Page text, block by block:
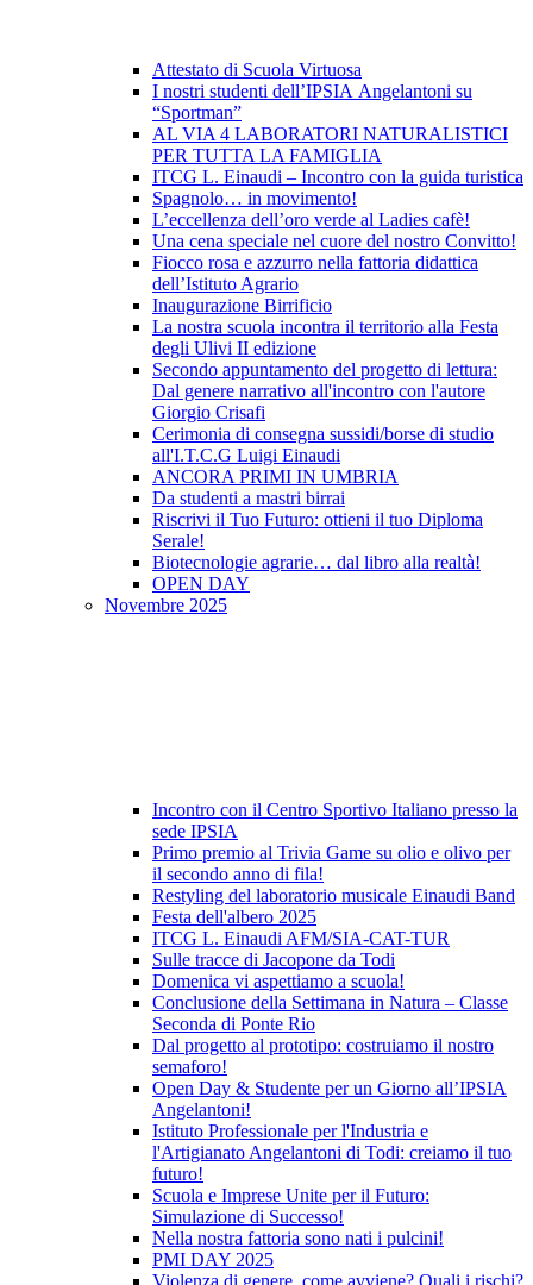
Attestato di Scuola Virtuosa
I nostri studenti dell’IPSIA Angelantoni su
“Sportman”
AL VIA 4 LABORATORI NATURALISTICI
PER TUTTA LA FAMIGLIA
ITCG L. Einaudi – Incontro con la guida turistica
Spagnolo… in movimento!
L’eccellenza dell’oro verde al Ladies cafè!
Una cena speciale nel cuore del nostro Convitto!
Fiocco rosa e azzurro nella fattoria didattica
dell’Istituto Agrario
Inaugurazione Birrificio
La nostra scuola incontra il territorio alla Festa
degli Ulivi II edizione
Secondo appuntamento del progetto di lettura:
Dal genere narrativo all'incontro con l'autore
Giorgio Crisafi
Cerimonia di consegna sussidi/borse di studio
all'I.T.C.G Luigi Einaudi
ANCORA PRIMI IN UMBRIA
Da studenti a mastri birrai
Riscrivi il Tuo Futuro: ottieni il tuo Diploma
Serale!
Biotecnologie agrarie… dal libro alla realtà!
OPEN DAY
Novembre 2025
Incontro con il Centro Sportivo Italiano presso la
sede IPSIA
Primo premio al Trivia Game su olio e olivo per
il secondo anno di fila!
Restyling del laboratorio musicale Einaudi Band
Festa dell'albero 2025
ITCG L. Einaudi AFM/SIA-CAT-TUR
Sulle tracce di Jacopone da Todi
Domenica vi aspettiamo a scuola!
Conclusione della Settimana in Natura – Classe
Seconda di Ponte Rio
Dal progetto al prototipo: costruiamo il nostro
semaforo!
Open Day & Studente per un Giorno all’IPSIA
Angelantoni!
Istituto Professionale per l'Industria e
l'Artigianato Angelantoni di Todi: creiamo il tuo
futuro!
Scuola e Imprese Unite per il Futuro:
Simulazione di Successo!
Nella nostra fattoria sono nati i pulcini!
PMI DAY 2025